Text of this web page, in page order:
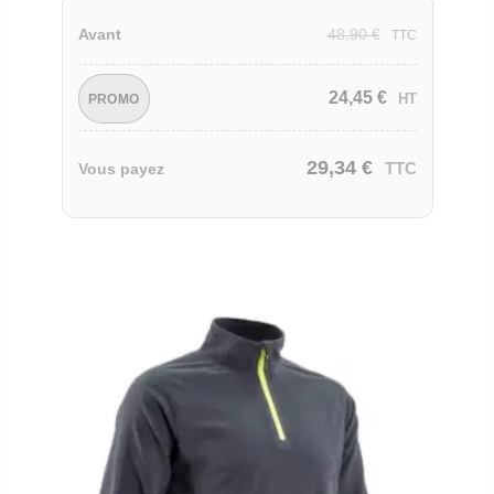
Avant 48,90€ TTC
PROMO 24,45 € HT
Vous payez 29,34 € TTC